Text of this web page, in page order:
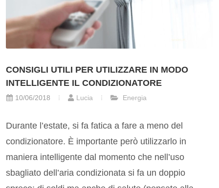
CONSIGLI UTILI PER UTILIZZARE IN MODO
INTELLIGENTE IL CONDIZIONATORE
10/06/2018 Lucia Energia
Durante l’estate, si fa fatica a fare a meno del
condizionatore. È importante però utilizzarlo in
maniera intelligente dal momento che nell’uso
sbagliato dell’aria condizionata si fa un doppio